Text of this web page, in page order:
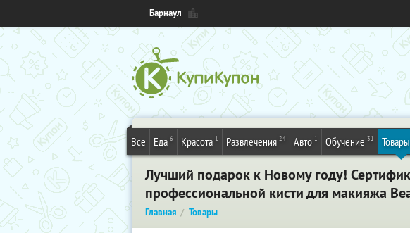
Барнаул
Все Еда 6 Красота 1 Развлечения 24 Авто 1 Обучение 31 Товары
Лучший подарок к Новому году!
профессиональной кисти для макияжа
Главная Товары